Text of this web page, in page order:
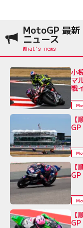
MotoGP 最新
ニュース
小
マ
戦